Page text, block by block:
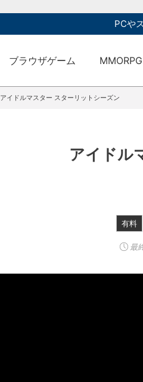
PCや
ブラウザゲーム MMORPG
アイドルマスター スターリットシーズン
アイドル
有料
最